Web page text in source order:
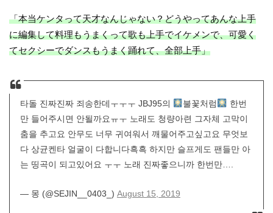
「本当ケンタって天才なんじゃない？どうやってあんな上手
に編集して料理もうまくって歌も上手でイケメンで、可愛く
てセクシーでダンスもうまく踊れて、全部上手」
타돌 진짜진짜 죄송한데ㅜㅜㅜ JBJ95의 불꽃처럼
한번
만 들어주시면 안될까요ㅠㅜ 노래도 청량아련 그자체 고막이
춤을 추고요 안무도 너무 귀여워서 깨물어주고싶고요 무엇보
다 상균켄타 얼굴이 다합니다흑흑 하지만 슬프게도 팬들만 아
는 띵곡이 되고있어요 ㅜㅜ 노래 진짜좋으니까 한번만….
— 몽 (@SEJIN__0403_) August 15, 2019